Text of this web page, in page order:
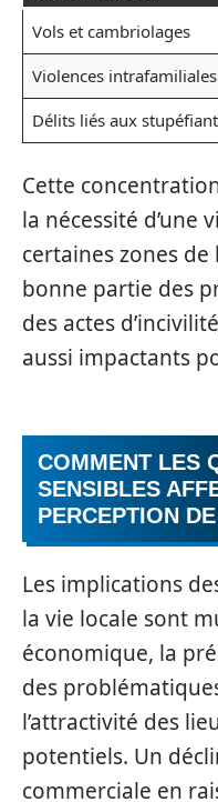
Vols et cambriolages
Violences intrafamiliales
Délits liés aux
Cette
la nécessité d’une
certaines zones
bonne partie des
des actes
aussi impactants
COMMENT LES
SENSIBLES
PERCEPTION
Les implications
la vie locale sont
économique, la
des
l’attractivité des
potentiels. Un
commerciale en